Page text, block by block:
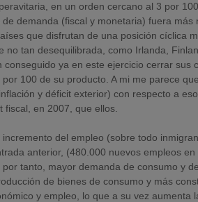
en un orden cercano al 3 por
de demanda (fiscal y monetaria) fuera más
que disfrutan de una posición cíclica
no tan desequilibrada, como Irlanda,
conseguido ya en este ejercicio cerrar sus
100 de su producto. A mi me parece
y déficit exterior) con respecto a
fiscal, en 2007, que ellos.
del empleo (sobre todo
anterior, (480.000 nuevos empleos
por tanto, mayor demanda de consumo y
de bienes de consumo y más
y empleo, lo que a su vez aumenta